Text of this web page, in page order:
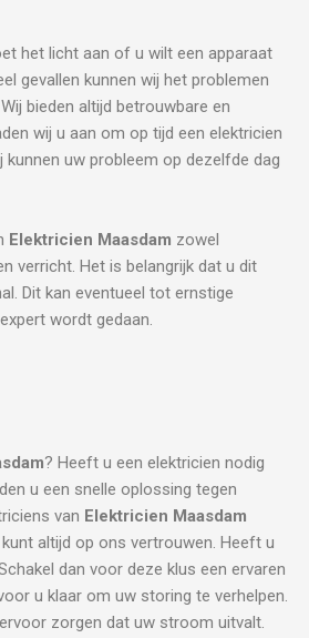
het licht aan of u wilt een apparaat
gevallen kunnen wij het problemen
bieden altijd betrouwbare en
wij u aan om op tijd een elektricien
kunnen uw probleem op dezelfde dag
Elektricien Maasdam zowel
verricht. Het is belangrijk dat u dit
Dit kan eventueel tot ernstige
wordt gedaan.
? Heeft u een elektricien nodig
u een snelle oplossing tegen
van Elektricien Maasdam
altijd op ons vertrouwen. Heeft u
dan voor deze klus een ervaren
u klaar om uw storing te verhelpen.
zorgen dat uw stroom uitvalt.